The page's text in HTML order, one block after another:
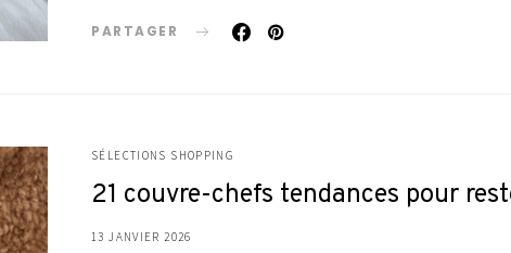
PARTAGER
SÉLECTIONS SHOPPING
21 couvre-chefs tendances pour
13 JANVIER 2026